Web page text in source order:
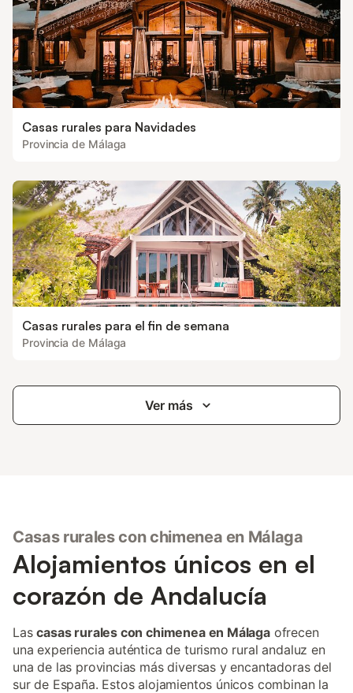
Casas rurales para Navidades
Provincia de Málaga
Casas rurales para el fin de semana
Provincia de Málaga
Ver más
Casas rurales con chimenea en Málaga
Alojamientos únicos en el
corazón de Andalucía
Lascasas rurales con chimenea en Málagaofrecen
una experiencia auténtica de turismo rural andaluz en
una de las provincias más diversas y encantadoras del
sur de España. Estos alojamientos únicos combinan la